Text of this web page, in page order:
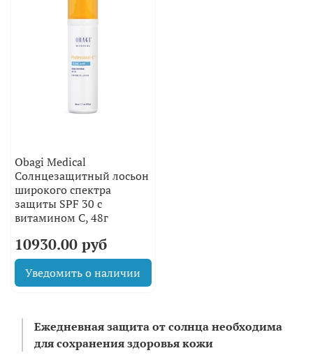
Obagi Medical
Солнцезащитный лосьон
широкого спектра
защиты SPF 30 с
витамином С, 48г
10930.00 руб
Уведомить о наличии
Ежедневная защита от солнца необходима
для сохранения здоровья кожи